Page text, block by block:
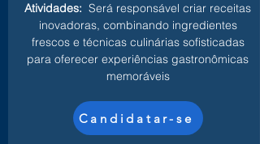
Atividades: Será responsável criar receitas
inovadoras, combinando ingredientes
frescos e técnicas culinárias sofisticadas
para oferecer experiências gastronômicas
memoráveis
Candidatar-se